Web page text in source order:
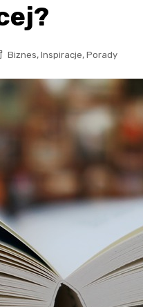
Biznes, Inspiracje, Porady